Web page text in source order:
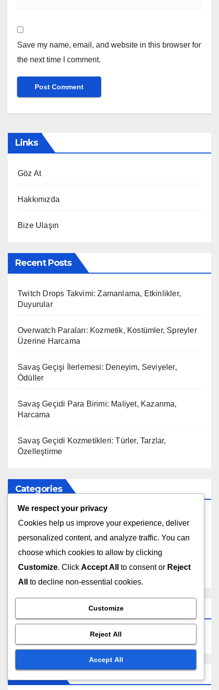
Save my name, email, and website in this browser for
the next time I comment.
Links
Göz At
Hakkımızda
Bize Ulaşın
Recent Posts
Twitch Drops Takvimi: Zamanlama, Etkinlikler,
Duyurular
Overwatch Paraları: Kozmetik, Kostümler, Spreyler
Üzerine Harcama
Savaş Geçişi İlerlemesi: Deneyim, Seviyeler,
Ödüller
Savaş Geçidi Para Birimi: Maliyet, Kazanma,
Harcama
Savaş Geçidi Kozmetikleri: Türler, Tarzlar,
Özelleştirme
Categories
Overwatch Paraları İade İşlemi
Twitch Düşüşleri
Archives
We respect your privacy
Cookies help us improve your experience, deliver
personalized content, and analyze traffic. You can
choose which cookies to allow by clicking
Customize. Click Accept All to consent or Reject
All
to decline non-essential cookies.
Customize
Reject All
Accept All